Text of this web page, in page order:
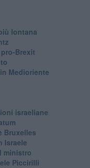
lontana
Brexit
Medioriente
israeliane
Bruxelles
Israele
ministro
Piccirilli